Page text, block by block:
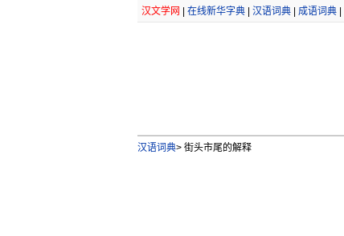
汉文学网 在线新华字典| 汉语词典| 成语词典|
汉语词典>街头市尾的解释